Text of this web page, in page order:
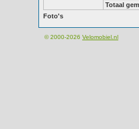
Totaal
Foto's
© 2000-2026 Velomobiel.nl